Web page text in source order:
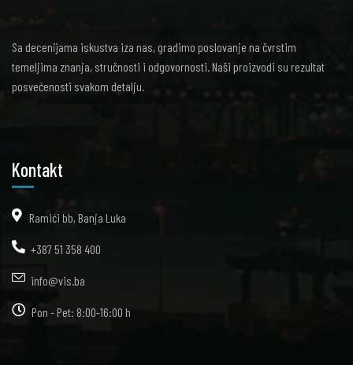
Sa decenijama iskustva iza nas, gradimo poslovanje na čvrstim
temeljima znanja, stručnosti i odgovornosti. Naši proizvodi su rezultat
posvećenosti svakom detalju.
Kontakt
Ramići bb, Banja Luka
+387 51 358 400
info@vis.ba
Pon - Pet: 8:00-16:00 h